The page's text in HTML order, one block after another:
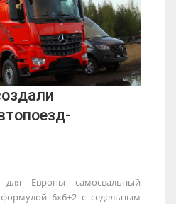
для Европы самосвальный
6х6+2 с седельным